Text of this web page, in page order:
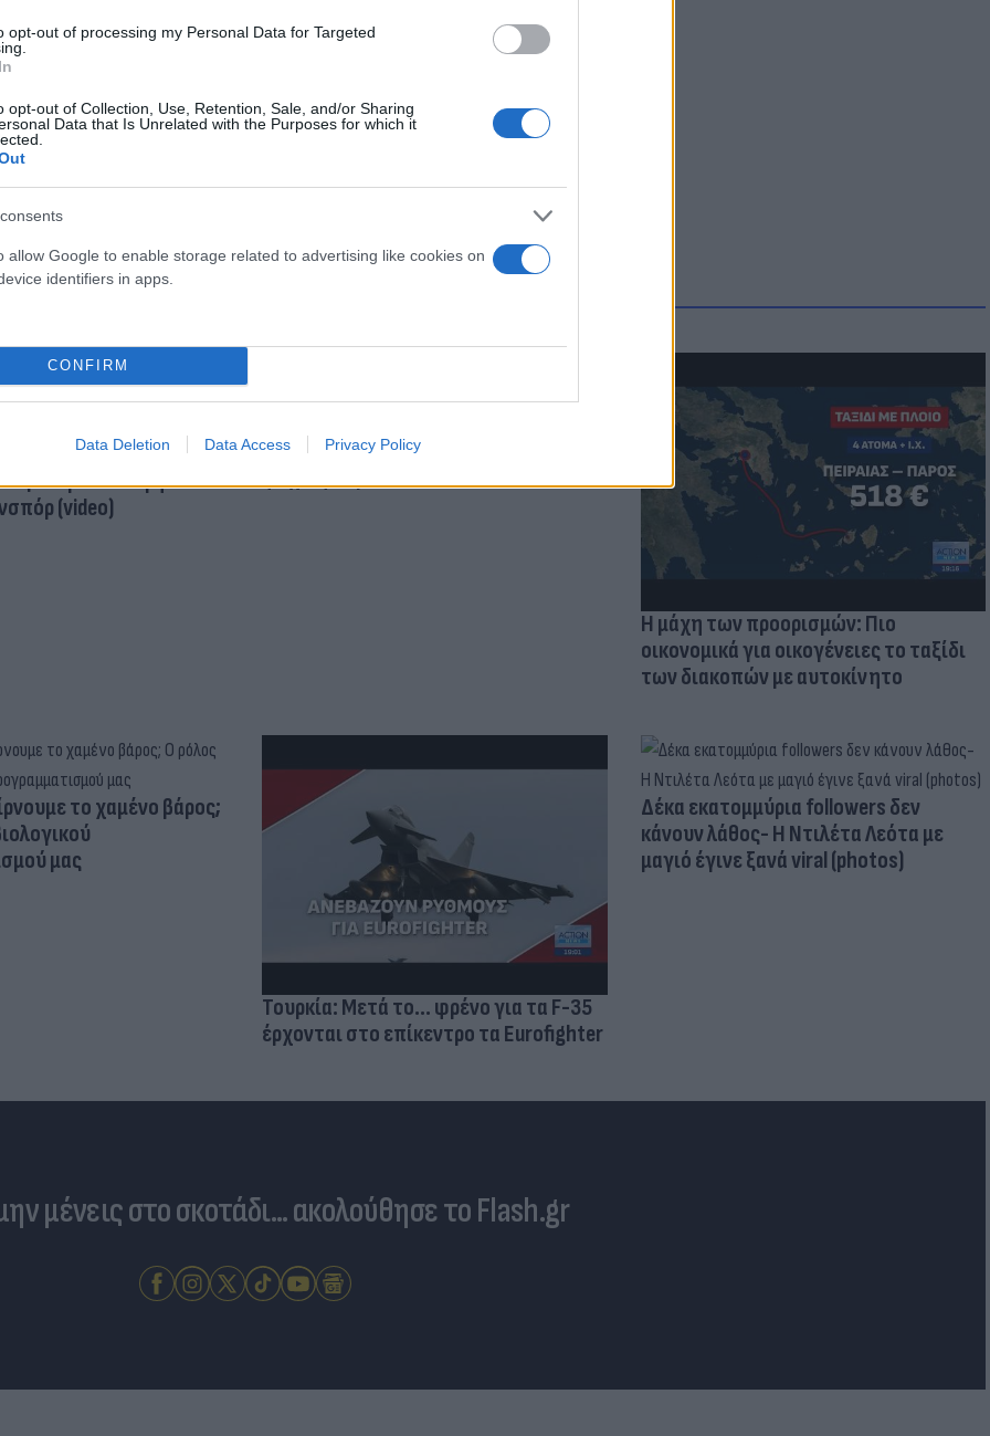
opt-out of processing my Personal Data for Targeted
opt-out of Collection, Use, Retention, Sale, and/or Sharing
Data that Is Unrelated with the Purposes for which it
allow Google to enable storage related to advertising like cookies on
identifiers in apps.
CONFIRM
Data Deletion Data Access Privacy Policy
Ηλίας Μίχος μαστροπεία Εισαγγελέας
στην παρουσίαση του
κόσμου στο γήπεδο
(video)
«τέλειο» δέρμα αποτελεί πρόβλημα
ψυχικής υγείας
Η μάχη των προορισμών: Πιο
οικονομικά για οικογένειες το ταξίδι
των διακοπών με αυτοκίνητο
το χαμένο βάρος;
μας
Τουρκία: Μετά το... φρένο για τα F-35
έρχονται στο επίκεντρο τα Eurofighter
Δέκα εκατομμύρια followers δεν
κάνουν λάθος- Η Ντιλέτα Λεότα με
μαγιό έγινε ξανά viral (photos)
μένεις στο σκοτάδι... ακολούθησε το Flash.gr